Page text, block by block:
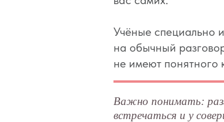
Учёные специально
на обычный
не имеют понятного
Важно понимать:
встречаться и у